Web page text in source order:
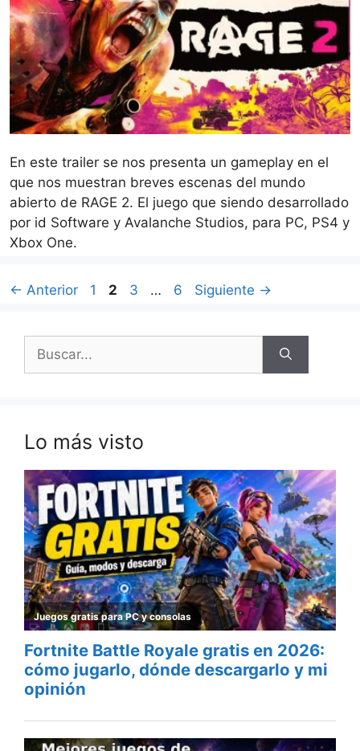
En este trailer se nos presenta un gameplay en el
que nos muestran breves escenas del mundo
abierto de RAGE 2. El juego que siendo desarrollado
por id Software y Avalanche Studios, para PC, PS4 y
Xbox One.
← Anterior Página
1 Página
2 Página
3 … Página
6 Siguiente →
Lo más visto